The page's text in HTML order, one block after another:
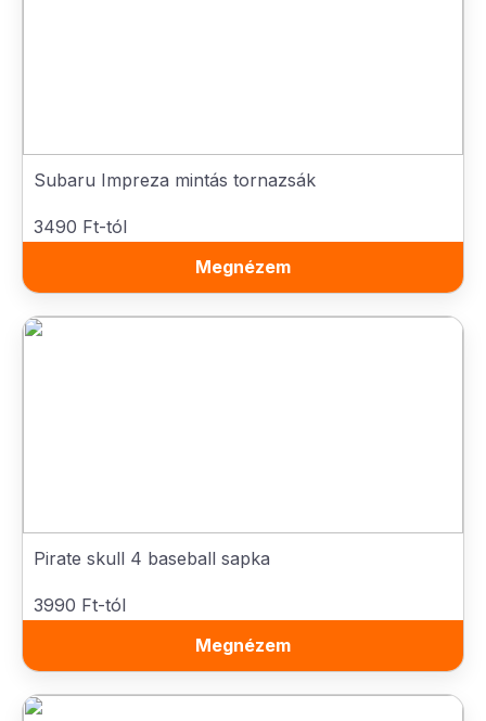
Subaru Impreza mintás tornazsák
3490 Ft-tól
Megnézem
Pirate skull 4 baseball sapka
3990 Ft-tól
Megnézem